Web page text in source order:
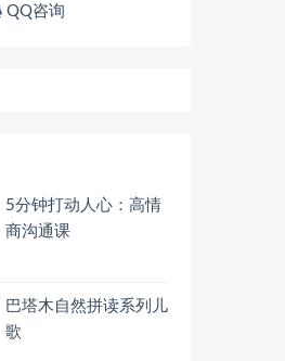
QQ咨询
5分钟打动人心：高情
商沟通课
巴塔木自然拼读系列儿
歌